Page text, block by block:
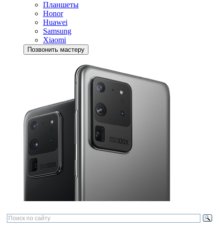
Планшеты
Honor
Huawei
Samsung
Xiaomi
Позвонить мастеру